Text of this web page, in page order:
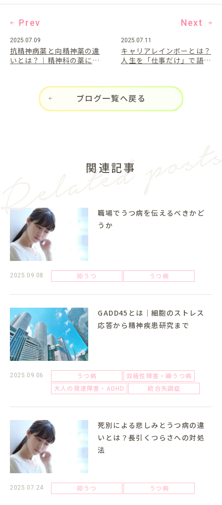
Prev
2025.07.09
抗精神病薬と向精神薬の違
いとは？｜精神科の薬につ
Next
2025.07.11
キャリアレインボーとは？
人生を「仕事だけ」で語ら
ブログ一覧へ戻る
関連記事
職場でうつ病を伝えるべきかど
うか
2025.09.08 抑うつ うつ病
GADD45とは｜細胞のストレス
応答から精神疾患研究まで
2025.09.06 うつ病
双極性障害・躁うつ病
大人の発達障害・ADHD
統合失調症
死別による悲しみとうつ病の違
いとは？長引くつらさへの対処
法
2025.07.24 抑うつ うつ病